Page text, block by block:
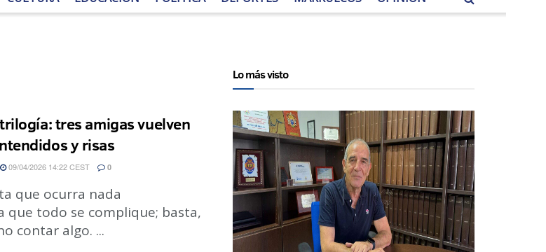
tres amigas vuelven
y risas
09/04/2026 14:22 CEST 0
que ocurra nada
todo se complique; basta,
contar algo. ...
Lo más visto